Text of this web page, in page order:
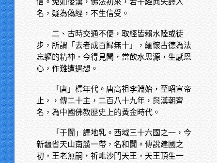
信。免如後漢，佛法初來，若干經典失譯人
名，疑為偽經，不生信受。
二、古時交通不便，取經皆賴水陸或徒
步，所謂「去者成百歸無十」，緬懷古德為法
忘軀的精神，今得見聞，當飲水思源，生感恩
心，作難遭遇想。
「唐」標年代。唐高祖李淵始，至昭宣帝
止，，傳二十主，二百八十九年，與漢朝齊
名，為中國佛教歷史上的黃金時代。
「于闐」譯地乳。西域三十六國之一，今
新疆省天山南麓一帶，名和闐。傳說建國之
初，王老無嗣，祈毗沙門天王，天王頂生一